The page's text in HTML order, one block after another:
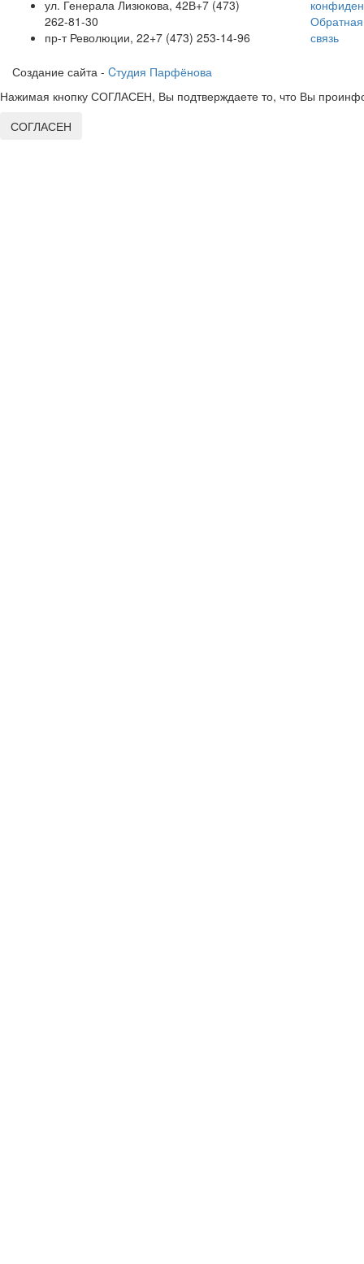
ул. Генерала Лизюкова, 42В+7 (473)
262-81-30
пр-т Революции, 22+7 (473) 253-14-96
Обратная
связь
Создание сайта - Cтудия Парфёнова
Нажимая кнопку СОГЛАСЕН, Вы подтверждаете то, что Вы
СОГЛАСЕН